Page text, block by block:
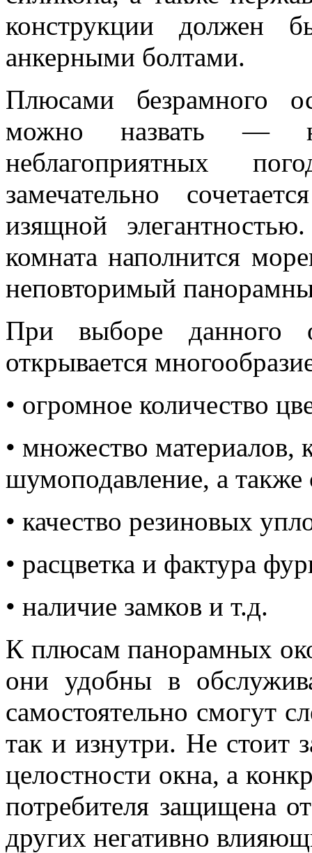
конструкции должен
анкерными болтами.
Плюсами безрамного
можно назвать —
неблагоприятных
замечательно
изящной
комната наполнится
неповторимый
При выборе данного
открывается
• огромное количество
• множество материалов,
шумоподавление, а также
• качество резиновых
• расцветка и фактура
• наличие замков и т.д.
К плюсам панорамных
они удобны в
самостоятельно смогут
так и изнутри. Не стоит
целостности окна, а
потребителя защищена
других негативно